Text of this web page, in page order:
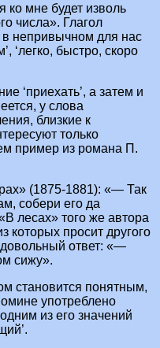
ко мне будет изволь
числа». Глагол
в непривычном для нас
‘легко, быстро, скоро
‘приехать’, а затем и
у слова
близкие к
только
пример из романа П.
(1875-1881): «— Так
собери его да
лесах» того же автора
которых просит другого
ответ: «—
сижу».
становится понятным,
употреблено
из его значений